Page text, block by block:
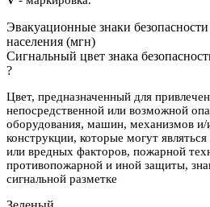
Эвакуационные знаки
населения (мгн)
Сигнальный цвет знака
?
Цвет, предназначенный для
непосредственной или возможной
оборудования, машин, механизмов и/
конструкции, которые могут
или вредных факторов, пожарной
противопожарной и иной защиты,
сигнальной разметке